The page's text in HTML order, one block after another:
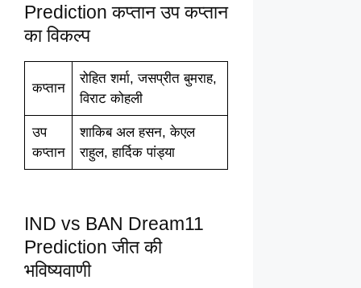
Prediction कप्तान उप कप्तान
का विकल्प
कप्तान
रोहित शर्मा, जसप्रीत बुमराह,
विराट कोहली
उप
कप्तान
शाकिब अल हसन, केएल
राहुल, हार्दिक पांड्या
IND vs BAN Dream11
Prediction जीत की
भविष्यवाणी